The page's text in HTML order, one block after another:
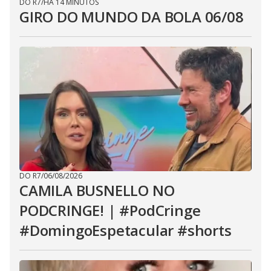
DO R7/HÁ 14 MINUTOS
GIRO DO MUNDO DA BOLA 06/08
DO R7/06/08/2026
CAMILA BUSNELLO NO
PODCRINGE! | #PodCringe
#DomingoEspetacular #shorts